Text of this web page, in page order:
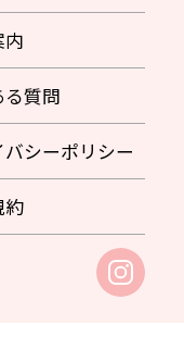
内
る質問
バシーポリシー
約